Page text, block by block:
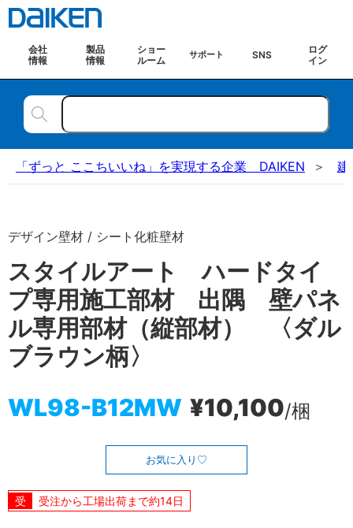
会社
情報
製品
情報
ショー
ルーム
サポート SNS
ログ
イン
「ずっと ここちいいね」を実現する企業 DAIKEN 建
デザイン壁材 / シート化粧壁材
スタイルアート ハードタイ
プ専用施工部材 出隅 壁パネ
ル専用部材（縦部材） 〈ダル
ブラウン柄〉
WL98-B12MW ¥10,100/梱
お気に入り
受注から工場出荷まで約14日